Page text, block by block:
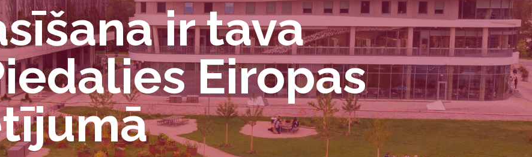
ir tava
Eiropas